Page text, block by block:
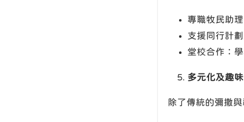
專職牧民助
支援同行計
堂校合作：
多元化及趣
除了傳統的彌撒